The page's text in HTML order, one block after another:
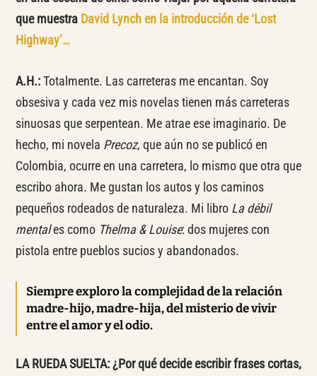
que muestra David Lynch en la introducción de ‘Lost
Highway’…
A.H.:Totalmente. Las carreteras me encantan. Soy
obsesiva y cada vez mis novelas tienen más carreteras
sinuosas que serpentean. Me atrae ese imaginario. De
hecho, mi novela Precoz, que aún no se publicó en
Colombia, ocurre en una carretera, lo mismo que otra que
escribo ahora. Me gustan los autos y los caminos
pequeños rodeados de naturaleza. Mi libro La débil
mentales como Thelma & Louise: dos mujeres con
pistola entre pueblos sucios y abandonados.
Siempre exploro la complejidad de la relación
madre-hijo, madre-hija, del misterio de vivir
entre el amor y el odio.
LA RUEDA SUELTA: ¿Por qué decide escribir frases cortas,